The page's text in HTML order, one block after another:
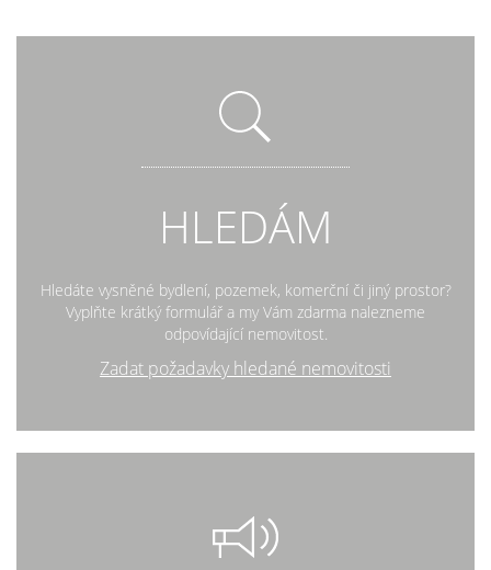
HLEDÁM
Hledáte vysněné bydlení, pozemek, komerční či jiný prostor?
Vyplňte krátký formulář a my Vám zdarma nalezneme
odpovídající nemovitost.
Zadat požadavky hledané nemovitosti